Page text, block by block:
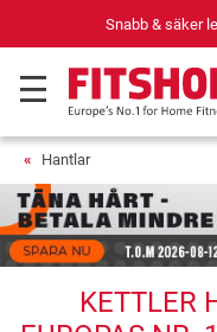
Snabb & säker
Hantlar
KETTLER